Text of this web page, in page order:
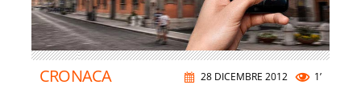
28 DICEMBRE 2012 1’
CRONACA